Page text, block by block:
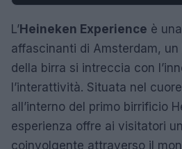
L’Heineken Experience è
affascinanti di Amsterdam,
della birra si intreccia con
l’interattività. Situata nel
all’interno del primo birrificio
esperienza offre ai visitatori
coinvolgente attraverso il